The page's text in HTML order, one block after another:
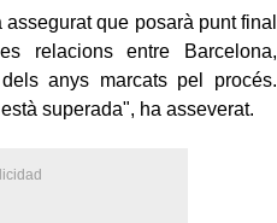
que posarà punt final
relacions entre Barcelona,
anys marcats pel procés.
superada", ha asseverat.